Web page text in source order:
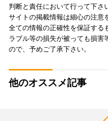
判断と責任において行って下さ
サイトの掲載情報は細心の注意
全ての情報の正確性を保証する
ラブル等の損失が被っても損害
ので、予めご了承下さい。
他のオススメ記事